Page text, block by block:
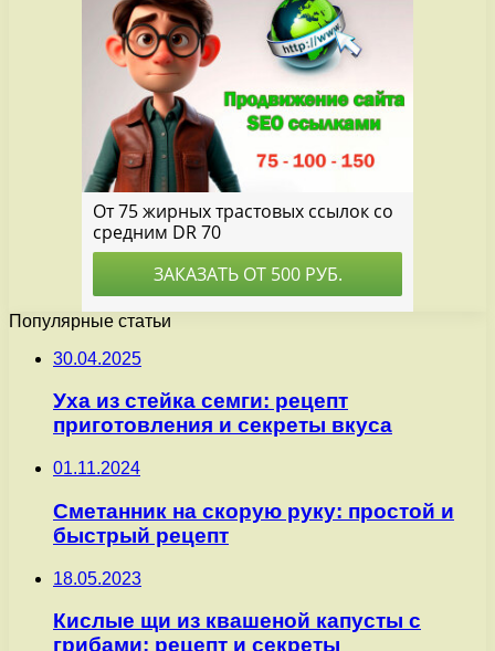
Популярные статьи
30.04.2025
Уха из стейка семги: рецепт
приготовления и секреты вкуса
01.11.2024
Сметанник на скорую руку: простой и
быстрый рецепт
18.05.2023
Кислые щи из квашеной капусты с
грибами: рецепт и секреты